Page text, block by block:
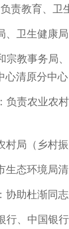
负责教育、卫
、卫生健康
宗教事务局、
心清原分中
负责农业农
村局（ 乡村
生态环境局
协助杜渐同
行、 中国银